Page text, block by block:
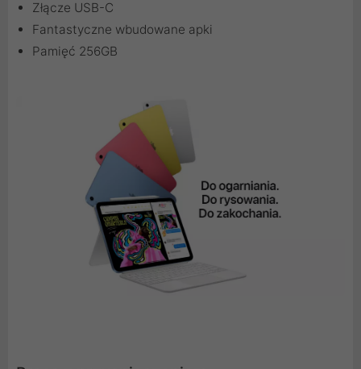
Złącze USB-C
Fantastyczne wbudowane apki
Pamięć 256GB